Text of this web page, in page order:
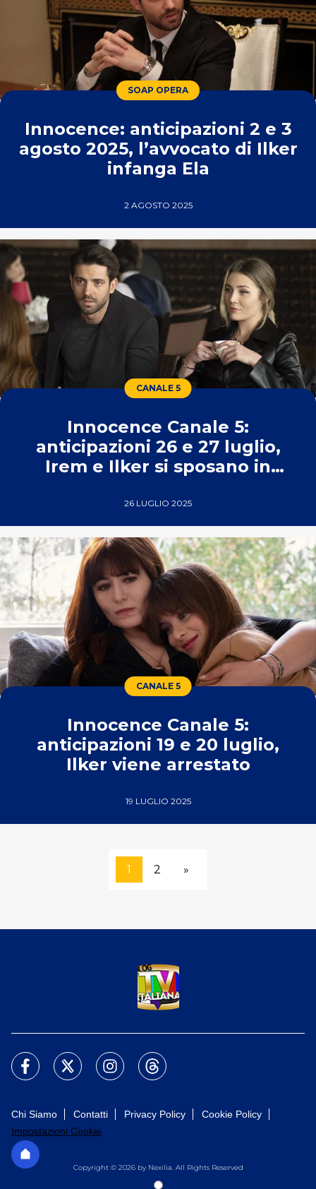
SOAP OPERA
Innocence: anticipazioni 2 e 3
agosto 2025, l’avvocato di Ilker
infanga Ela
2 AGOSTO 2025
CANALE 5
Innocence Canale 5:
anticipazioni 26 e 27 luglio,
Irem e Ilker si sposano in
26 LUGLIO 2025
CANALE 5
Innocence Canale 5:
anticipazioni 19 e 20 luglio,
Ilker viene arrestato
19 LUGLIO 2025
1 2 »
Chi Siamo Contatti Privacy Policy
Cookie Policy
Impostazioni Cookie
Copyright © 2026 by Nexilia. All Rights Reserved